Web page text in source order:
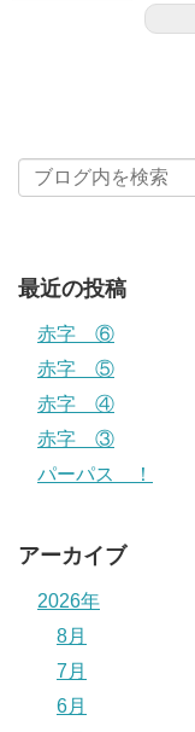
最近の投稿
赤字 ⑥
赤字 ⑤
赤字 ④
赤字 ③
パーパス ！
アーカイブ
2026年
8月
7月
6月